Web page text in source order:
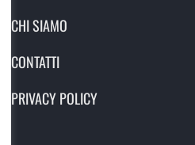
CHI SIAMO
CONTATTI
PRIVACY POLICY